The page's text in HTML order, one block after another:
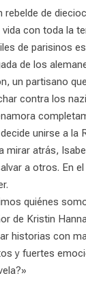
rebelde de
con toda la
de parisinos
de los
un partisano
contra los
unirse a la
mirar atrás,
a otros. En
quiénes
de Kristin
historias con
y fuertes